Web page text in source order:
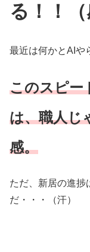
る！！（
最近は何かとAIや
このスピー
は、職人じ
感。
ただ、新居の進捗
だ・・・（汗）